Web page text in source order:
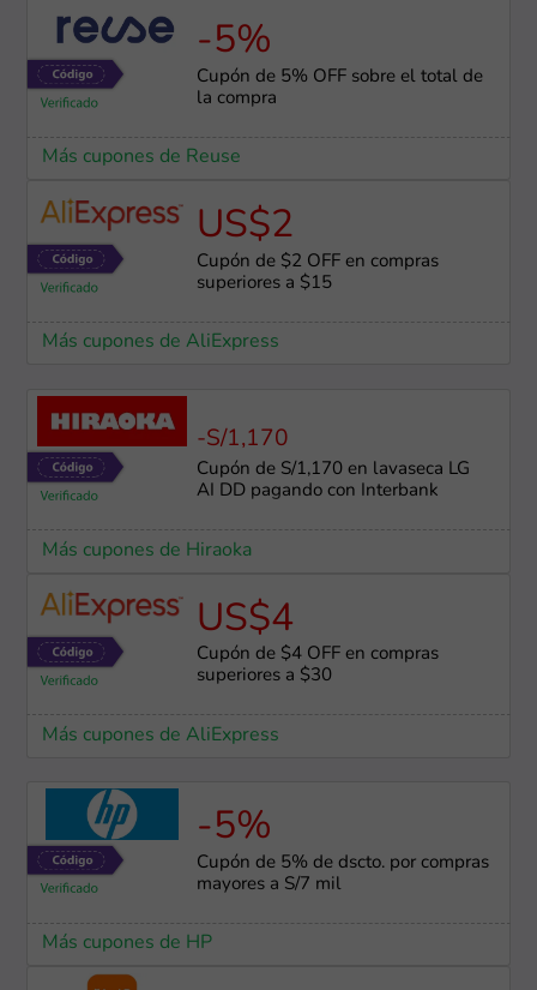
-5%
Cupón de 5% OFF sobre el total de
la compra
Más cupones de Reuse
US$2
Cupón de $2 OFF en compras
superiores a $15
Más cupones de AliExpress
-S/1,170
Cupón de S/1,170 en lavaseca LG
AI DD pagando con Interbank
Más cupones de Hiraoka
US$4
Cupón de $4 OFF en compras
superiores a $30
Más cupones de AliExpress
-5%
Cupón de 5% de dscto. por compras
mayores a S/7 mil
Más cupones de HP